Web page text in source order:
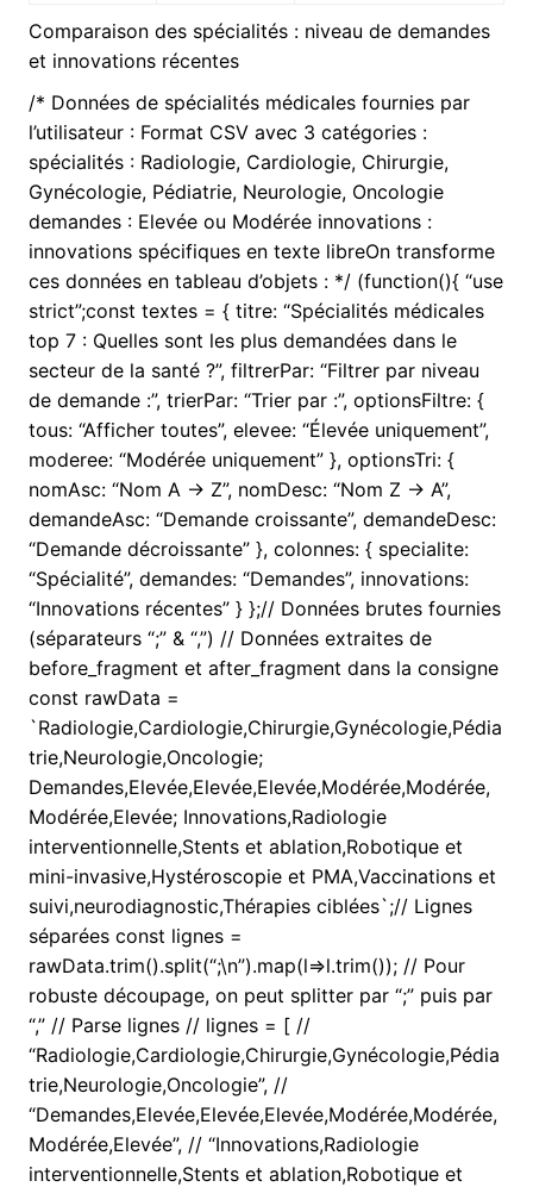
Comparaison des spécialités : niveau de demandes
et innovations récentes
/* Données de spécialités médicales fournies par
l’utilisateur : Format CSV avec 3 catégories :
spécialités : Radiologie, Cardiologie, Chirurgie,
Gynécologie, Pédiatrie, Neurologie, Oncologie
demandes : Elevée ou Modérée innovations :
innovations spécifiques en texte libreOn transforme
ces données en tableau d’objets : */ (function(){ “use
strict”;const textes = { titre: “Spécialités médicales
top 7 : Quelles sont les plus demandées dans le
secteur de la santé ?”, filtrerPar: “Filtrer par niveau
de demande :”, trierPar: “Trier par :”, optionsFiltre: {
tous: “Afficher toutes”, elevee: “Élevée uniquement”,
moderee: “Modérée uniquement” }, optionsTri: {
nomAsc: “Nom A → Z”, nomDesc: “Nom Z → A”,
demandeAsc: “Demande croissante”, demandeDesc:
“Demande décroissante” }, colonnes: { specialite:
“Spécialité”, demandes: “Demandes”, innovations:
“Innovations récentes” } };// Données brutes fournies
(séparateurs “;” & “,”) // Données extraites de
before_fragment et after_fragment dans la consigne
const rawData =
`Radiologie,Cardiologie,Chirurgie,Gynécologie,Pédia
trie,Neurologie,Oncologie;
Demandes,Elevée,Elevée,Elevée,Modérée,Modérée,
Modérée,Elevée; Innovations,Radiologie
interventionnelle,Stents et ablation,Robotique et
mini-invasive,Hystéroscopie et PMA,Vaccinations et
suivi,neurodiagnostic,Thérapies ciblées`;// Lignes
séparées const lignes =
rawData.trim().split(“;\n”).map(l=>l.trim()); // Pour
robuste découpage, on peut splitter par “;” puis par
“,” // Parse lignes // lignes = [ //
“Radiologie,Cardiologie,Chirurgie,Gynécologie,Pédia
trie,Neurologie,Oncologie”, //
“Demandes,Elevée,Elevée,Elevée,Modérée,Modérée,
Modérée,Elevée”, // “Innovations,Radiologie
interventionnelle,Stents et ablation,Robotique et